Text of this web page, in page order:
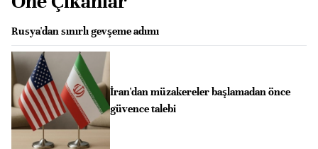
Rusya'dan sınırlı gevşeme adımı
İran'dan müzakereler başlamadan önce
güvence talebi